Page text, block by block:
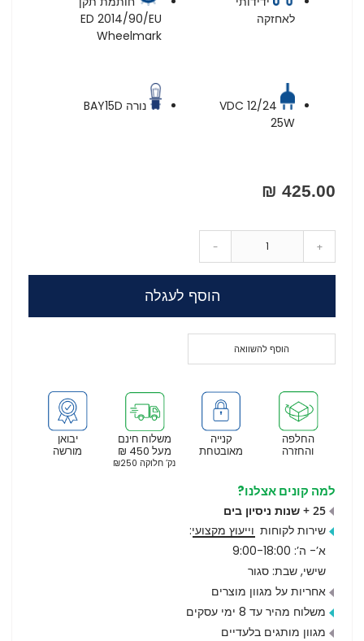
לאחזקה
ED 2014/90/EU
Wheelmark
12/24 VDC
25W
נורה BAY15D
425.00 ₪
- +
הוסף לעגלה
הוסף להשוואה
יבואן
מורשה
משלוח חינם
מעל 450 ₪
נק’ חלוקה ₪250
קנייה
מאובטחת
החלפה
והחזרה
למה קונים אצלנו?
25 + שנות ניסיון בים
שירות לקוחות וייעוץ מקצועי:
א’- ה’: 9:00-18:00
שישי, שבת: סגור
אחריות על מגוון מוצרים
משלוח מהיר עד 8 ימי עסקים
מגוון מותגים בלעדיים